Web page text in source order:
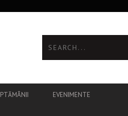
EVENIMENTE